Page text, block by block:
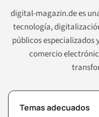
digital-magazin.de es
tecnología,
públicos especializados
comercio
Temas adecuados